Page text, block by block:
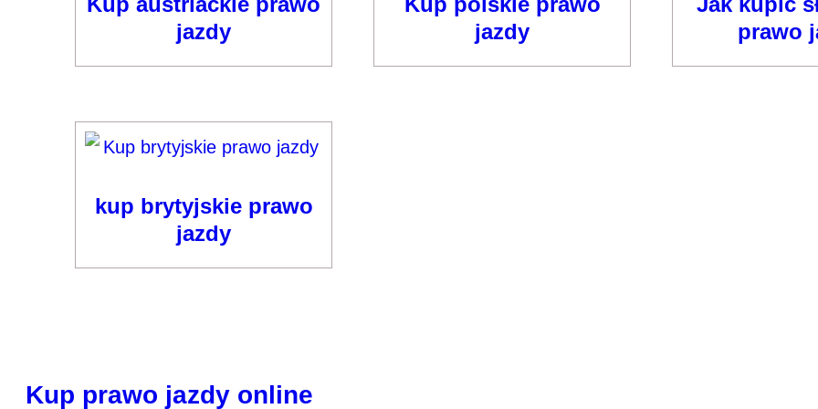
jazdy
jazdy
prawo
kup brytyjskie prawo
jazdy
Kup prawo jazdy online